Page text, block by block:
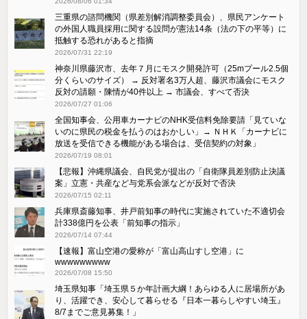
三重県の諮問機関（県差別解消調整委員会）、県民アンケート
の外国人職員採用に関する設問が憲法14条（法の下の平等）に
抵触する恐れがあると指摘
2026/07/31 22:19
神奈川県藤沢市、去年７月にモスク開発許可（25mプール2.5個
分くらいのサイズ） → 反対署名3万人超、藤沢市議会にモスク
反対の請願・陳情が40件以上 → 市議会、すべて否決
2026/07/27 01:06
全国知事会、公用車カーナビのNHK受信料免除要請「見ていな
いのに県民の税金を払うのはおかしい」→ ＮＨＫ「カーナビに
放送を受信できる機能がある場合は、受信契約の対象」
2026/07/19 08:01
【悲報】沖縄県議会、自民党が提出の「自衛隊員差別防止決議
案」立憲・共産など与党系会派などが反対で否決
2026/07/15 02:11
兵庫県斎藤知事、井戸前知事の時代に実施されていた不適切会
計338億円を公表「前知事の指示」
2026/07/14 07:44
【速報】富山空港の愛称が「富山高山すし空港」に
wwwwwwwww
2026/07/08 15:50
埼玉県知事「埼玉県５か年計画大綱！あらゆる人に居場所があ
り、活躍でき、安心して暮らせる『日本一暮らしやすい埼玉』
8/7までご意見募集！」